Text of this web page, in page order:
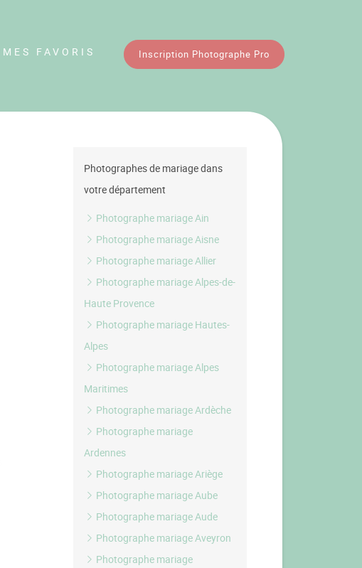
MES FAVORIS Inscription Photographe Pro
Photographes de mariage dans
votre département
Photographe mariage Ain
Photographe mariage Aisne
Photographe mariage Allier
Photographe mariage Alpes-de-
Haute Provence
Photographe mariage Hautes-
Alpes
Photographe mariage Alpes
Maritimes
Photographe mariage Ardèche
Photographe mariage
Ardennes
Photographe mariage Ariège
Photographe mariage Aube
Photographe mariage Aude
Photographe mariage Aveyron
Photographe mariage